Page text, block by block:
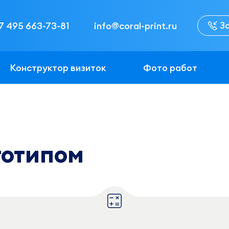
495 663-73-81 info@coral-print.ru
Конструктор визиток Фото работ